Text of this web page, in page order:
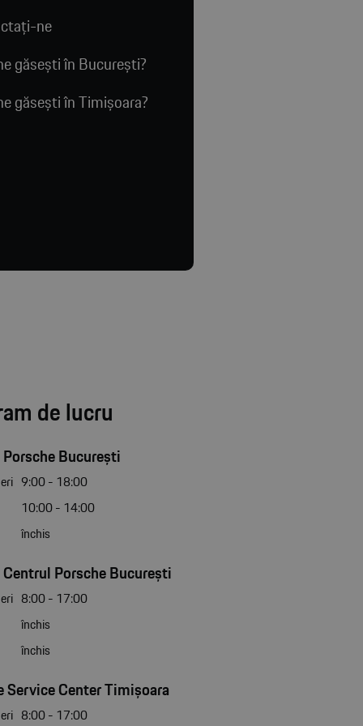
ne
găsești în București?
găsești în Timișoara?
de lucru
București
9:00 - 18:00
10:00 - 14:00
închis
Porsche București
8:00 - 17:00
închis
închis
Service Center Timișoara
8:00 - 17:00